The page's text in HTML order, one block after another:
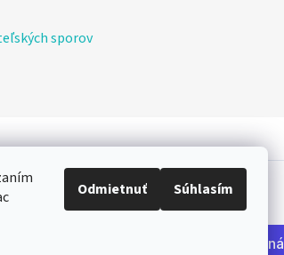
Odmietnuť Súhlasím
sporov